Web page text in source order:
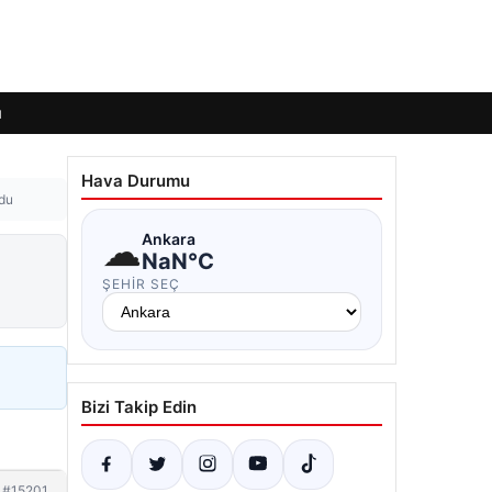
Hava Durumu
☁Ankara
NaN°C
ŞEHIR SEÇ
Bizi Takip Edin